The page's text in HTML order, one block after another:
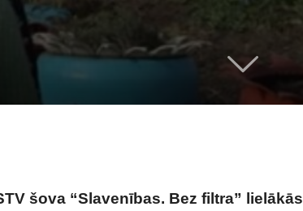
šova “Slavenības. Bez filtra” lielākās